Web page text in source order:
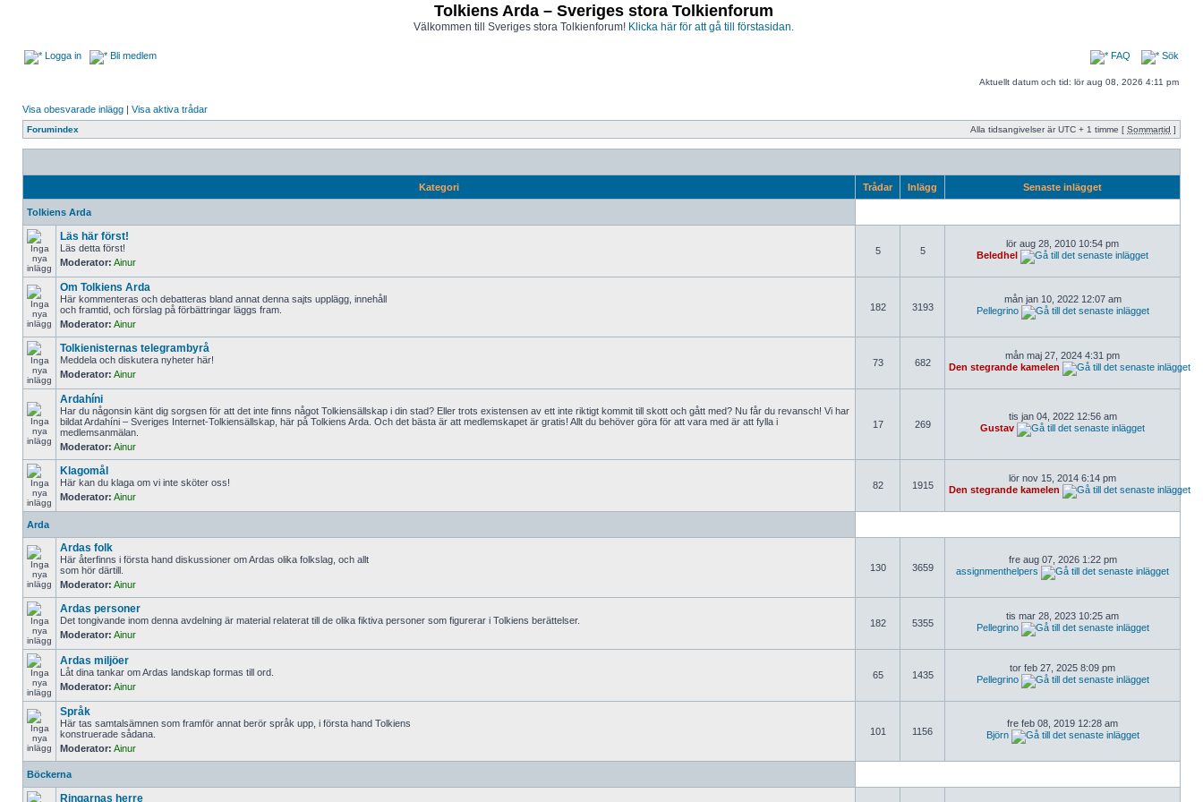
Tolkiens Arda – Sveriges stora Tolkienforum
Välkommen till Sveriges stora Tolkienforum! Klicka här för att gå till förstasidan.
Logga in Bli medlem FAQ Sök
Aktuellt datum och tid: lör aug 08, 2026 4:11 pm
Visa obesvarade inlägg | Visa aktiva trådar
Forumindex Alla tidsangivelser är UTC + 1 timme [ Sommartid ]
Kategori Trådar Inlägg Senaste inlägget
Tolkiens Arda
Läs här först!
Läs detta först!
Moderator: Ainur
5 5
lör aug 28, 2010 10:54 pm
Beledhel
Om Tolkiens Arda
Här kommenteras och debatteras bland annat denna sajts upplägg, innehåll
och framtid, och förslag på förbättringar läggs fram.
Moderator: Ainur
182 3193
mån jan 10, 2022 12:07 am
Pellegrino
Tolkienisternas telegrambyrå
Meddela och diskutera nyheter här!
Moderator: Ainur
73 682
mån maj 27, 2024 4:31 pm
Den stegrande kamelen
Ardahíni
Har du någonsin känt dig sorgsen för att det inte finns något Tolkiensällskap i din stad? Eller trots existensen av ett inte riktigt kommit till skott och gått med? Nu får du revansch! Vi har
bildat Ardahíni – Sveriges Internet-Tolkiensällskap, här på Tolkiens Arda. Och det bästa är att medlemskapet är gratis! Allt du behöver göra för att vara med är att fylla i
medlemsanmälan.
Moderator: Ainur
17 269
tis jan 04, 2022 12:56 am
Gustav
Klagomål
Här kan du klaga om vi inte sköter oss!
Moderator: Ainur
82 1915
lör nov 15, 2014 6:14 pm
Den stegrande kamelen
Arda
Ardas folk
Här återfinns i första hand diskussioner om Ardas olika folkslag, och allt
som hör därtill.
Moderator: Ainur
130 3659
fre aug 07, 2026 1:22 pm
assignmenthelpers
Ardas personer
Det tongivande inom denna avdelning är material relaterat till de olika fiktiva personer som figurerar i Tolkiens berättelser.
Moderator: Ainur
182 5355
tis mar 28, 2023 10:25 am
Pellegrino
Ardas miljöer
Låt dina tankar om Ardas landskap formas till ord.
Moderator: Ainur
65 1435
tor feb 27, 2025 8:09 pm
Pellegrino
Språk
Här tas samtalsämnen som framför annat berör språk upp, i första hand Tolkiens
konstruerade sådana.
Moderator: Ainur
101 1156
fre feb 08, 2019 12:28 am
Björn
Böckerna
Ringarnas herre